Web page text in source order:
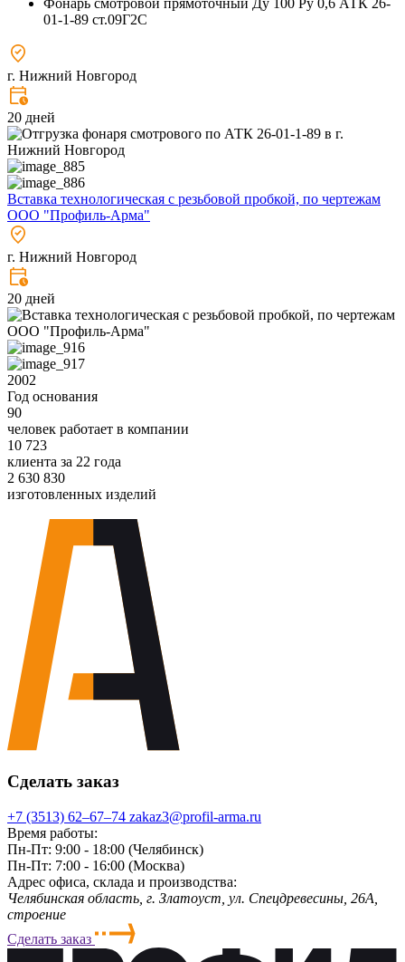
Фонарь смотровой прямоточный Ду 100 Ру 0,6 АТК 26-
01-1-89 ст.09Г2С
г. Нижний Новгород
20 дней
Вставка технологическая с резьбовой пробкой, по чертежам
ООО "Профиль-Арма"
г. Нижний Новгород
20 дней
2002
Год основания
90
человек работает в компании
10 723
клиента за 22 года
2 630 830
изготовленных изделий
Сделать заказ
+7 (3513) 62‒67‒74 zakaz3@profil-arma.ru
Время работы:
Пн-Пт: 9:00 - 18:00 (Челябинск)
Пн-Пт: 7:00 - 16:00 (Москва)
Адрес офиса, склада и производства:
Челябинская область, г. Злaтoycт, ул. Спецдревесины, 26А,
строение
Сделать заказ